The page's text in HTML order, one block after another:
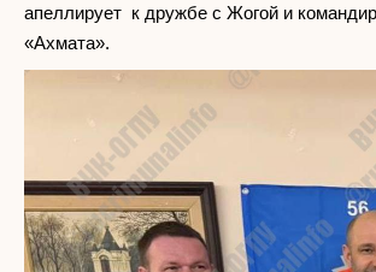
апеллирует к дружбе с Жогой и
«Ахмата».